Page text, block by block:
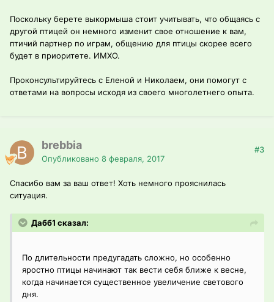
Поскольку берете выкормыша стоит учитывать, что общаясь с
другой птицей он немного изменит свое отношение к вам,
птичий партнер по играм, общению для птицы скорее всего
будет в приоритете. ИМХО.
Проконсультируйтесь с Еленой и Николаем, они помогут с
ответами на вопросы исходя из своего многолетнего опыта.
brebbia
Опубликовано 8 февраля, 2017
#3
Спасибо вам за ваш ответ! Хоть немного прояснилась
ситуация.
Дабб1 сказал:
По длительности предугадать сложно, но особенно
яростно птицы начинают так вести себя ближе к весне,
когда начинается существенное увеличение светового
дня.